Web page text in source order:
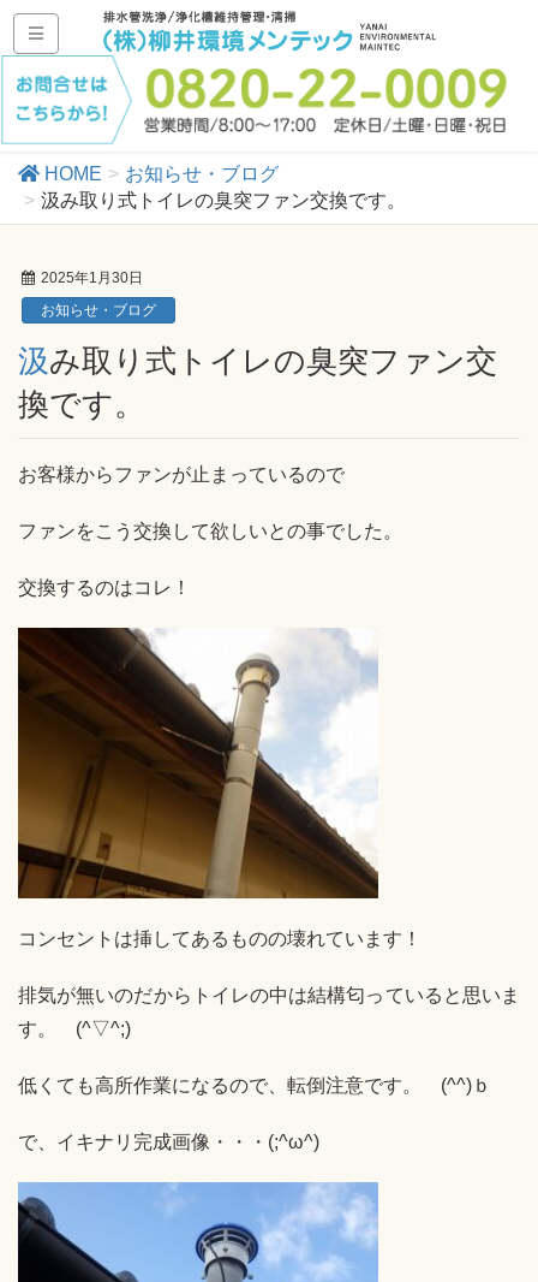
HOME
お知らせ・ブログ
汲み取り式トイレの臭突ファン交換です。
2025年1月30日
お知らせ・ブログ
汲み取り式トイレの臭突ファン交
換です。
お客様からファンが止まっているので
ファンをこう交換して欲しいとの事でした。
交換するのはコレ！
コンセントは挿してあるものの壊れています！
排気が無いのだからトイレの中は結構匂っていると思いま
す。 (^▽^;)
低くても高所作業になるので、転倒注意です。 (^^)ｂ
で、イキナリ完成画像・・・(;^ω^)